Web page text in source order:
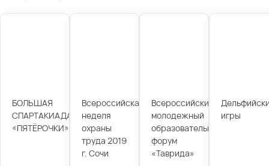
БОЛЬШАЯ
СПАРТАКИАДА
«ПЯТЁРОЧКИ»
Всероссийская
неделя
охраны
труда 2019
г. Сочи
Всероссийский
молодежный
образовательный
форум
«Таврида»
игры